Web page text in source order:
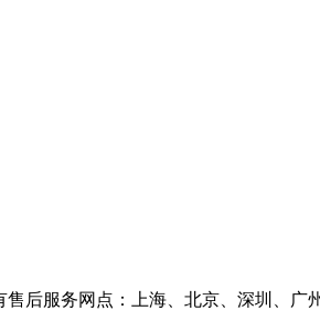
后服务网点：上海、北京、深圳、广